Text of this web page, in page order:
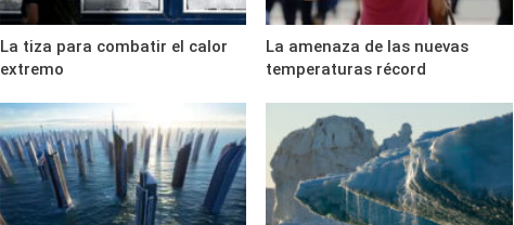
La tiza para combatir el calor
extremo
La amenaza de las nuevas
temperaturas récord